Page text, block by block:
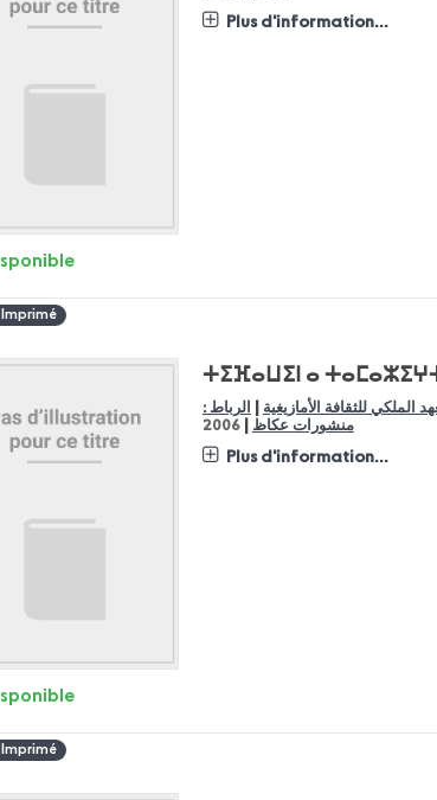
Plus d'information...
ⵜⵉⴼⴰⵡⵉⵏ ⴰ
الملكي للثقافة الأمازيغية
الرباط :
منشورات عكاظ
|
2006
Plus d'information...
Imprimé